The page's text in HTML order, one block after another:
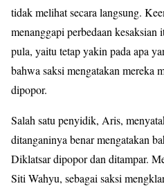
tidak melihat secara langsung.
menanggapi perbedaan kesaksian
pula, yaitu tetap yakin pada apa
bahwa saksi mengatakan mereka
dipopor.
Salah satu penyidik, Aris,
ditanganinya benar mengatakan
Diklatsar dipopor dan ditampar.
Siti Wahyu, sebagai saksi